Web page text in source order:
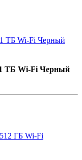
ТБ Wi-Fi Черный